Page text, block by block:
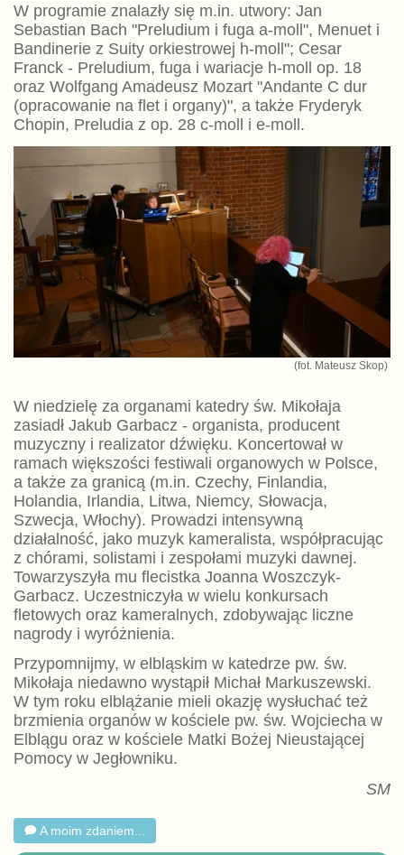
W programie znalazły się m.in. utwory: Jan
Sebastian Bach "Preludium i fuga a-moll", Menuet i
Bandinerie z Suity orkiestrowej h-moll"; Cesar
Franck - Preludium, fuga i wariacje h-moll op. 18
oraz Wolfgang Amadeusz Mozart "Andante C dur
(opracowanie na flet i organy)", a także Fryderyk
Chopin, Preludia z op. 28 c-moll i e-moll.
(fot. Mateusz Skop)
W niedzielę za organami katedry św. Mikołaja
zasiadł Jakub Garbacz - organista, producent
muzyczny i realizator dźwięku. Koncertował w
ramach większości festiwali organowych w Polsce,
a także za granicą (m.in. Czechy, Finlandia,
Holandia, Irlandia, Litwa, Niemcy, Słowacja,
Szwecja, Włochy). Prowadzi intensywną
działalność, jako muzyk kameralista, współpracując
z chórami, solistami i zespołami muzyki dawnej.
Towarzyszyła mu flecistka Joanna Woszczyk-
Garbacz. Uczestniczyła w wielu konkursach
fletowych oraz kameralnych, zdobywając liczne
nagrody i wyróżnienia.
Przypomnijmy, w elbląskim w katedrze pw. św.
Mikołaja niedawno wystąpił Michał Markuszewski.
W tym roku elblążanie mieli okazję wysłuchać też
brzmienia organów w kościele pw. św. Wojciecha w
Elblągu oraz w kościele Matki Bożej Nieustającej
Pomocy w Jegłowniku.
SM
A moim zdaniem...